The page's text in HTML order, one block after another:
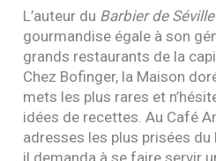
L’auteur du Barbier de Séville
gourmandise égale à son
grands restaurants de la
Chez Bofinger, la Maison
mets les plus rares et
idées de recettes. Au Café
adresses les plus prisées